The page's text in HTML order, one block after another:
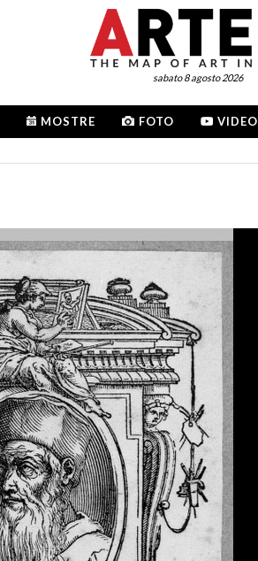
sabato 8 agosto 2026
MOSTRE FOTO VIDEO